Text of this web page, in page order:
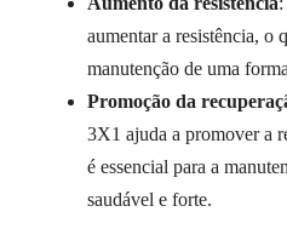
aumentar a resistência, o
manutenção de uma
Promoção da
3X1 ajuda a promover a
é essencial para a
saudável e forte.